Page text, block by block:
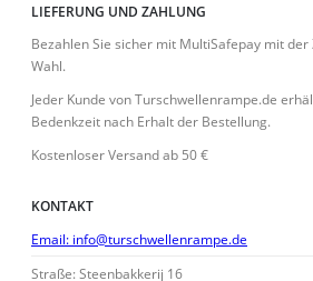
LIEFERUNG UND ZAHLUNG
Bezahlen Sie sicher mit MultiSafepay mit
Wahl.
Jeder Kunde von Turschwellenrampe.de
Bedenkzeit nach Erhalt der Bestellung.
Kostenloser Versand ab 50 €
KONTAKT
Email: info@turschwellenrampe.de
Straße: Steenbakkerij 16